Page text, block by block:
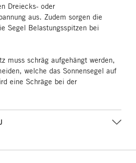
Dreiecks- oder
aus. Zudem sorgen die
Segel Belastungsspitzen bei
muss schräg aufgehängt werden,
welche das Sonnensegel auf
eine Schräge bei der